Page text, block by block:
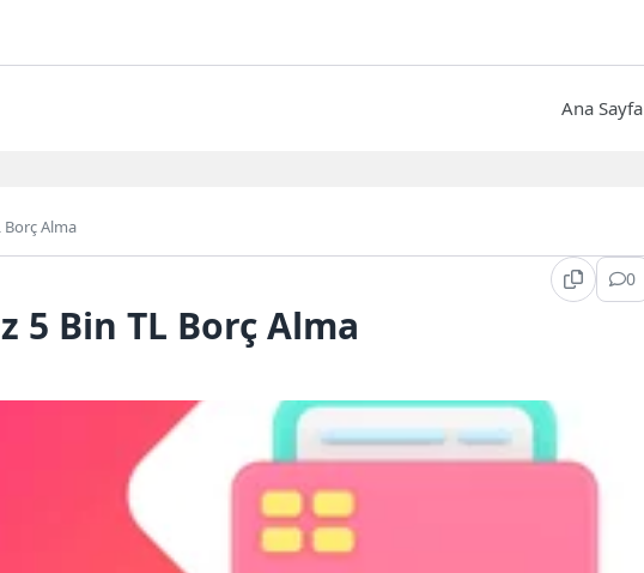
Ana Sayfa
Borç Alma
0
5 Bin TL Borç Alma